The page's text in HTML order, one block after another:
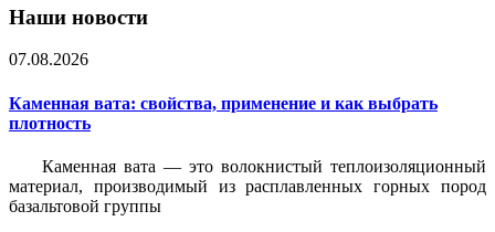
Наши новости
07.08.2026
Каменная вата: свойства, применение и как выбрать
плотность
Каменная вата — это волокнистый теплоизоляционный
материал, производимый из расплавленных горных пород
базальтовой группы